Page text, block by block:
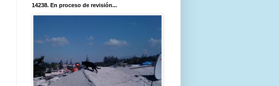
14238. En proceso de revisión...